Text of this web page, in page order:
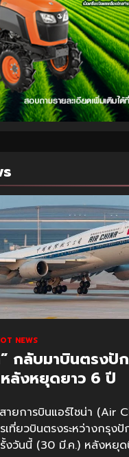
NEWS
” กลับมาบินตรงปั
ลังหยุดยาว 6 ปี
สายการบินแอร์ไชน่า (Air
เที่ยวบินตรงระหว่างกรุง
งวันนี้ (30 มี.ค.) หลังหยุด